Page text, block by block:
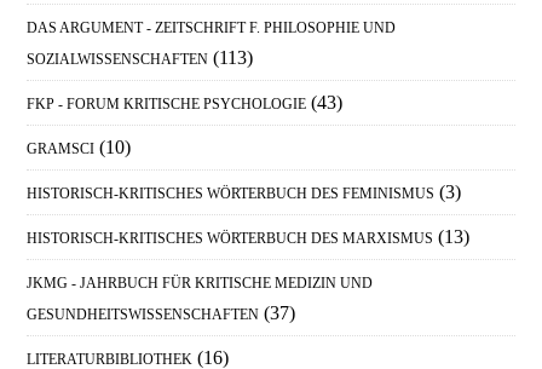
DAS ARGUMENT - ZEITSCHRIFT F. PHILOSOPHIE UND
SOZIALWISSENSCHAFTEN (113)
FKP - FORUM KRITISCHE PSYCHOLOGIE (43)
GRAMSCI (10)
HISTORISCH-KRITISCHES WÖRTERBUCH DES FEMINISMUS (3)
HISTORISCH-KRITISCHES WÖRTERBUCH DES MARXISMUS (13)
JKMG - JAHRBUCH FÜR KRITISCHE MEDIZIN UND
GESUNDHEITSWISSENSCHAFTEN (37)
LITERATURBIBLIOTHEK (16)